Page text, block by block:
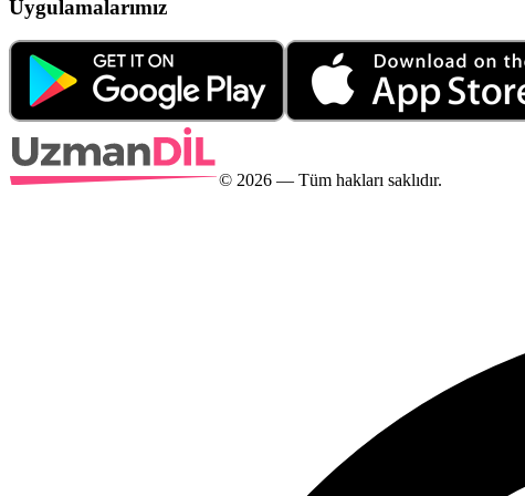
Uygulamalarımız
© 2026 — Tüm hakları saklıdır.